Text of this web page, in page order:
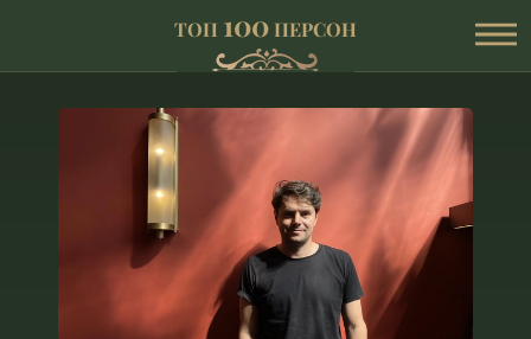
ТОП 100 ПЕРСОН